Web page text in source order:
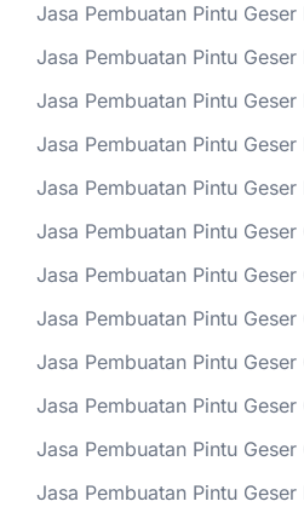
Jasa Pembuatan Pintu
Jasa Pembuatan Pintu
Jasa Pembuatan Pintu
Jasa Pembuatan Pintu Geser
Jasa Pembuatan Pintu Geser
Jasa Pembuatan Pintu Geser
Jasa Pembuatan Pintu Geser
Jasa Pembuatan Pintu Geser
Jasa Pembuatan Pintu
Jasa Pembuatan Pintu Geser
Jasa Pembuatan Pintu
Jasa Pembuatan Pintu Geser